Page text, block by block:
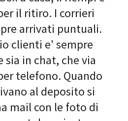
il ritiro. I corrieri
arrivati puntuali.
clienti e' sempre
sia in chat, che via
telefono. Quando
al deposito si
mail con le foto di